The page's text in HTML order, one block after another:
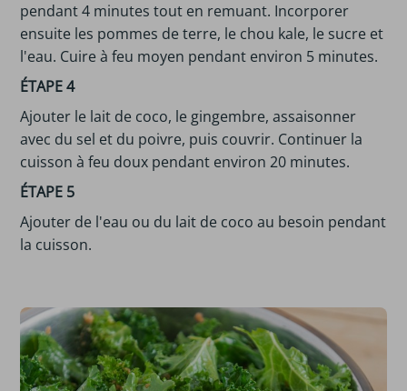
pendant 4 minutes tout en remuant. Incorporer
ensuite les pommes de terre, le chou kale, le sucre et
l'eau. Cuire à feu moyen pendant environ 5 minutes.
ÉTAPE 4
Ajouter le lait de coco, le gingembre, assaisonner
avec du sel et du poivre, puis couvrir. Continuer la
cuisson à feu doux pendant environ 20 minutes.
ÉTAPE 5
Ajouter de l'eau ou du lait de coco au besoin pendant
la cuisson.